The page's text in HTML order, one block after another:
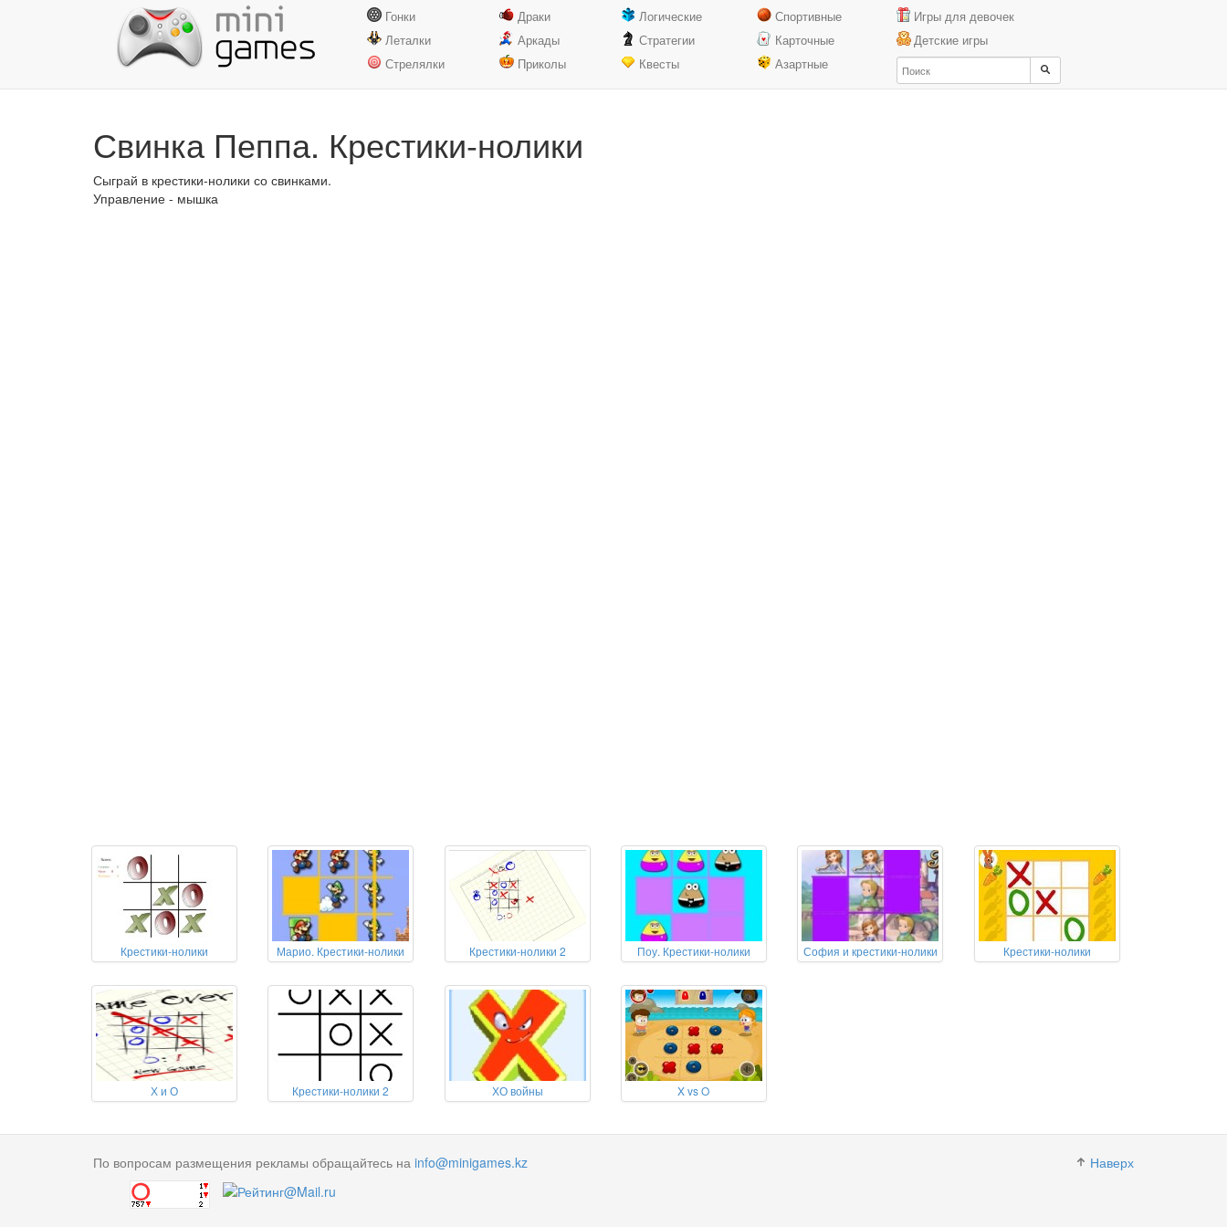
Гонки
Леталки
Стрелялки
Драки
Аркады
Приколы
Логические
Стратегии
Квесты
Спортивные
Карточные
Азартные
Игры для девочек
Детские игры
Свинка Пеппа. Крестики-нолики
Сыграй в крестики-нолики со свинками.
Управление - мышка
Крестики-нолики Марио. Крестики-нолики Крестики-нолики 2 Поу. Крестики-нолики София и крестики-нолики Крестики-нолики
Х и О Крестики-нолики 2 ХО войны X vs O
Наверх
По вопросам размещения рекламы обращайтесь на info@minigames.kz